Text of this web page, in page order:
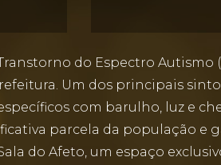
do Espectro Autismo
Um dos principais
com barulho, luz e
parcela da população e
do Afeto, um espaço